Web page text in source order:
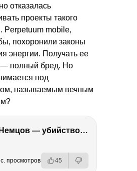
отказалась
проекты такого
Perpetuum mobile,
похоронили законы
энергии. Получать ее
— полный бред. Но
под
называемым вечным
Антон Немцов — убийство Бориса Немцова, переезд в Дубай, семья и политика
просмотров 45